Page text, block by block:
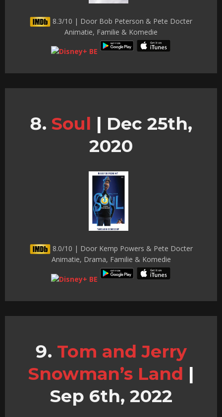
8.3/10 | Door Bob Peterson & Pete Docter
Animatie, Familie & Komedie
Soul | Dec 25th,
2020
8.0/10 | Door Kemp Powers & Pete Docter
Animatie, Drama, Familie & Komedie
Tom and Jerry
Snowman’s Land |
Sep 6th, 2022